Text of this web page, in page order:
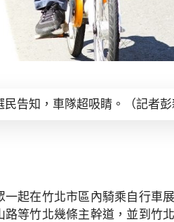
告知，車隊超吸睛。（記者彭
起在竹北市區內騎乘自行車
等竹北幾條主幹道，並到竹